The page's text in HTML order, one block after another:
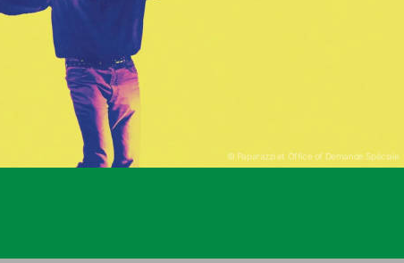
© Paparazzi et Office of Demande Spéciale